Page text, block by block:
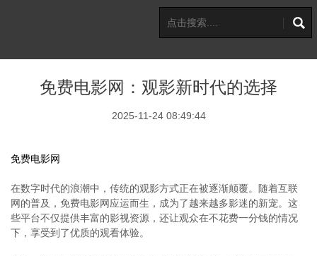
免费电影网：观影新时代的选择
2025-11-24 08:49:44
免费电影网
在数字时代的浪潮中，传统的观影方式正在被逐渐颠覆。随着互联
网的普及，免费电影网应运而生，成为了越来越多影迷的新宠。这
些平台不仅提供丰富的影视资源，还让观众在不花费一分钱的情况
下，享受到了优质的观看体验。